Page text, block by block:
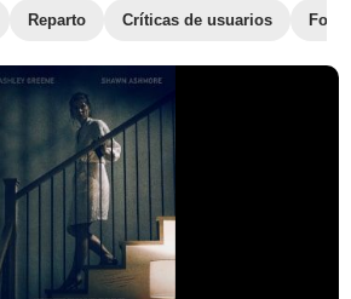
Reparto Críticas de usuarios Fotos